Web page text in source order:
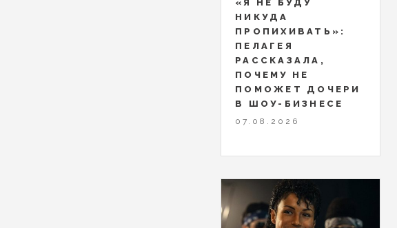
«Я НЕ БУДУ
НИКУДА
ПРОПИХИВАТЬ»:
ПЕЛАГЕЯ
РАССКАЗАЛА,
ПОЧЕМУ НЕ
ПОМОЖЕТ ДОЧЕРИ
В ШОУ-БИЗНЕСЕ
07.08.2026